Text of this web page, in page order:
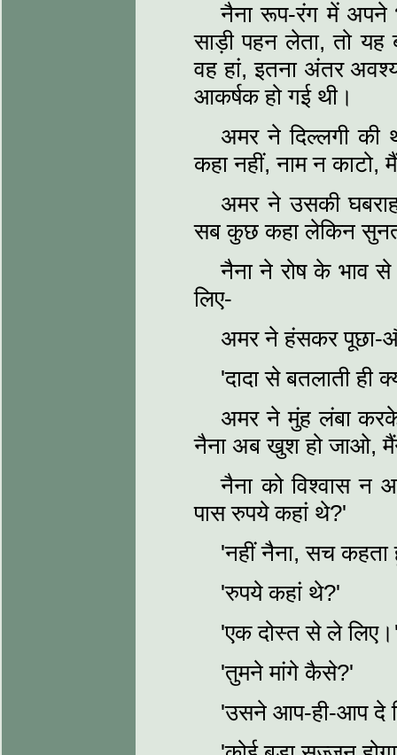
नैना रूप-रंग में अपने
साड़ी पहन लेता, तो यह
वह हां, इतना अंतर
आकर्षक हो गई थी।
अमर ने दिल्लगी की
कहा नहीं, नाम न काटो,
अमर ने उसकी
सब कुछ कहा लेकिन
नैना ने रोष के भाव
लिए-
अमर ने हंसकर पूछा-
'दादा से बतलाती ही
अमर ने मुंह लंबा करके
नैना अब खुश हो जाओ,
नैना को विश्वास न
पास रुपये कहां थे?'
'नहीं नैना, सच कहता
'रुपये कहां थे?'
'एक दोस्त से ले
'तुमने मांगे कैसे?'
'उसने आप-ही-आप दे